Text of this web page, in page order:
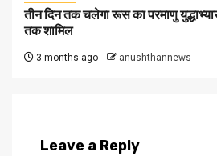
तीन दिन तक चलेगा रूस का परमाणु
तक शामिल
3 months ago anushthannews
Leave a Reply